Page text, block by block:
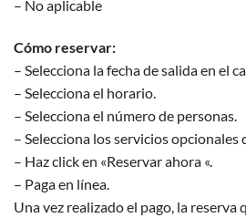
– No aplicable
Cómo reservar:
– Selecciona la fecha de salida en el
– Selecciona el horario.
– Selecciona el número de personas.
– Selecciona los servicios opcionales
– Haz click en «Reservar ahora «.
– Paga en línea.
Una vez realizado el pago, la reserva